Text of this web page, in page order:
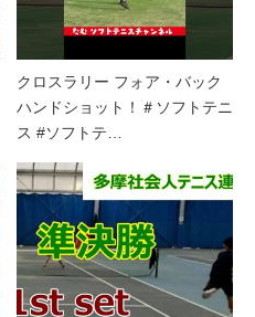
クロスラリー フォア・バック
ハンドショット！＃ソフトテニ
ス #ソフトテ…